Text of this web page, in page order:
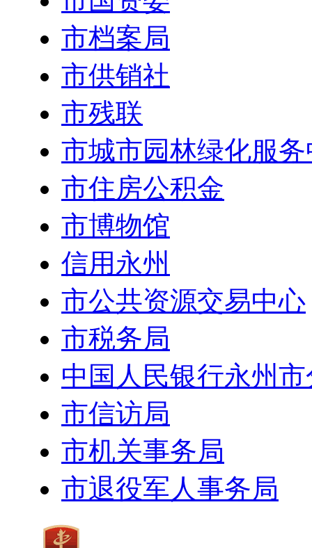
市档案局
市供销社
市残联
市城市园林绿化服
市住房公积金
市博物馆
信用永州
市公共资源交易中心
市税务局
中国人民银行永州
市信访局
市机关事务局
市退役军人事务局